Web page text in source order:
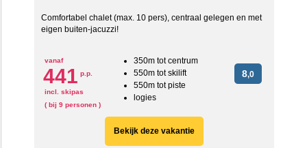
Comfortabel chalet (max. 10 pers), centraal gelegen en met
eigen buiten-jacuzzi!
vanaf
441 p.p.
incl. skipas
( bij 9 personen )
350m tot centrum
550m tot skilift
550m tot piste
logies
8,0
Bekijk deze vakantie